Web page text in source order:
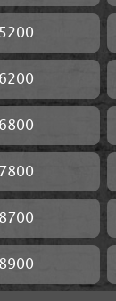
5200
6200
6800
7800
8700
8900